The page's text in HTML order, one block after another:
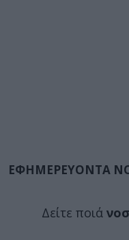
ΕΦΗΜΕΡΕΥΟΝΤΑ
Δείτε ποιά